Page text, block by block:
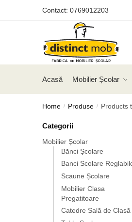
Contact: 0769012203
Acasă Mobilier Școlar
Home / Produse / Products
Categorii
Mobilier Școlar
Bănci Școlare
Banci Scolare
Scaune Școlare
Mobilier Clasa
Pregatitoare
Catedre Sală de Clasă